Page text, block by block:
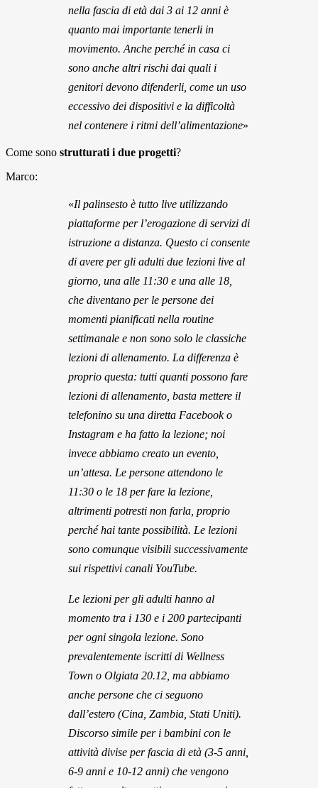
nella fascia di età dai 3 ai 12 anni è
quanto mai importante tenerli in
movimento. Anche perché in casa ci
sono anche altri rischi dai quali i
genitori devono difenderli, come un uso
eccessivo dei dispositivi e la difficoltà
nel contenere i ritmi dell’alimentazione»
Come sono strutturati i due progetti?
Marco:
«Il palinsesto è tutto live utilizzando
piattaforme per l’erogazione di servizi di
istruzione a distanza. Questo ci consente
di avere per gli adulti due lezioni live al
giorno, una alle 11:30 e una alle 18,
che diventano per le persone dei
momenti pianificati nella routine
settimanale e non sono solo le classiche
lezioni di allenamento. La differenza è
proprio questa: tutti quanti possono fare
lezioni di allenamento, basta mettere il
telefonino su una diretta Facebook o
Instagram e ha fatto la lezione; noi
invece abbiamo creato un evento,
un’attesa. Le persone attendono le
11:30 o le 18 per fare la lezione,
altrimenti potresti non farla, proprio
perché hai tante possibilità. Le lezioni
sono comunque visibili successivamente
sui rispettivi canali YouTube.
Le lezioni per gli adulti hanno al
momento tra i 130 e i 200 partecipanti
per ogni singola lezione. Sono
prevalentemente iscritti di Wellness
Town o Olgiata 20.12, ma abbiamo
anche persone che ci seguono
dall’estero (Cina, Zambia, Stati Uniti).
Discorso simile per i bambini con le
attività divise per fascia di età (3-5 anni,
6-9 anni e 10-12 anni) che vengono